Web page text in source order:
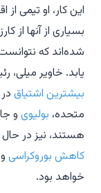
این کار، او تیمی از
بسیاری از آنها از
شده‌اند که
یابد. خاویر میلی،
بیشترین اشتیاق
متحده، بولیوی و
هستند، نیز در
کاهش بوروکراسی
خواهد بود.